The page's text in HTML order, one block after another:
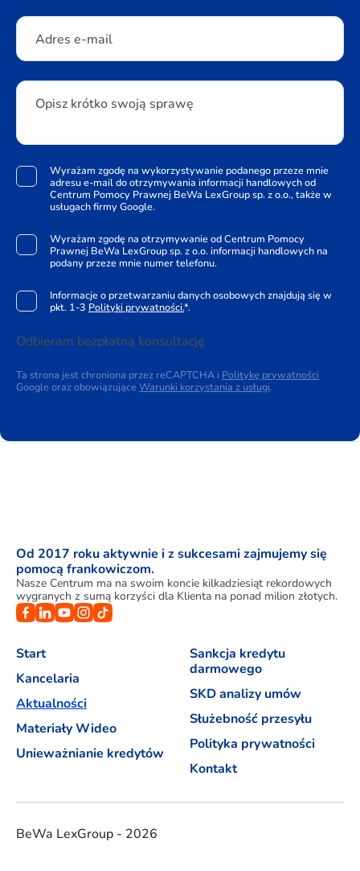
Adres e-mail
Opisz krótko swoją sprawę
Wyrażam zgodę na wykorzystywanie podanego przeze mnie
adresu e-mail do otrzymywania informacji handlowych od
Centrum Pomocy Prawnej BeWa LexGroup sp. z o.o., także w
usługach firmy Google.
Wyrażam zgodę na otrzymywanie od Centrum Pomocy
Prawnej BeWa LexGroup sp. z o.o. informacji handlowych na
podany przeze mnie numer telefonu.
Informacje o przetwarzaniu danych osobowych znajdują się w
pkt. 1-3 Polityki prywatności.*.
Odbieram bezpłatną konsultację
Ta strona jest chroniona przez reCAPTCHA i Politykę prywatności
Google oraz obowiązujące Warunki korzystania z usługi.
Od 2017 roku aktywnie i z sukcesami zajmujemy się
pomocą frankowiczom.
Nasze Centrum ma na swoim koncie kilkadziesiąt rekordowych
wygranych z sumą korzyści dla Klienta na ponad milion złotych.
Start
Kancelaria
Aktualności
Materiały Wideo
Unieważnianie kredytów
Sankcja kredytu
darmowego
SKD analizy umów
Służebność przesyłu
Polityka prywatności
Kontakt
BeWa LexGroup - 2026